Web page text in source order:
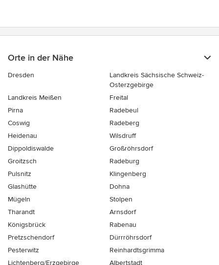
Orte in der Nähe
Dresden
Landkreis Sächsische Schweiz-
Osterzgebirge
Landkreis Meißen
Freital
Pirna
Radebeul
Coswig
Radeberg
Heidenau
Wilsdruff
Dippoldiswalde
Großröhrsdorf
Groitzsch
Radeburg
Pulsnitz
Klingenberg
Glashütte
Dohna
Mügeln
Stolpen
Tharandt
Arnsdorf
Königsbrück
Rabenau
Pretzschendorf
Dürrröhrsdorf
Pesterwitz
Reinhardtsgrimma
Lichtenberg/Erzgebirge
Albertstadt